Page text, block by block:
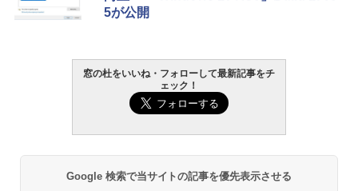
1冊ですべて身につくHTML & CSSとWe
bデザイン入門講座［第2版］
￥1,292
ClaudeCode いちばんやさしい 教科書:
書籍リーダー、マッチャ、16GB、広告な
￥16,980
Kindle Paperwhite シグニチャーエディ
ション (32GB) 7インチディスプレイ、明
ブラック
5が公開
窓の杜をいいね・フォローして最新記事をチ
ェック！
Google 検索で当サイトの記事を優先表示させる